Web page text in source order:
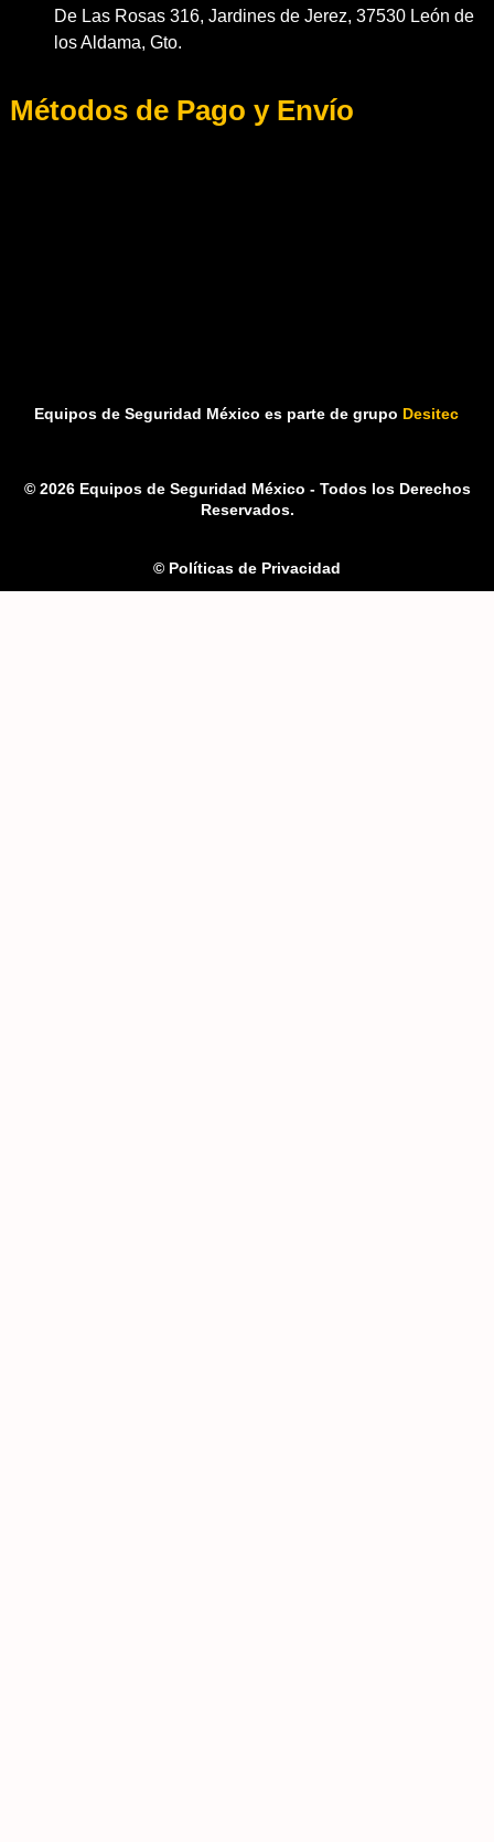
De Las Rosas 316, Jardines de Jerez, 37530 León de
los Aldama, Gto.
Métodos de Pago y Envío
Equipos de Seguridad México es parte de grupo Desitec
© 2026 Equipos de Seguridad México - Todos los Derechos
Reservados.
© Políticas de Privacidad